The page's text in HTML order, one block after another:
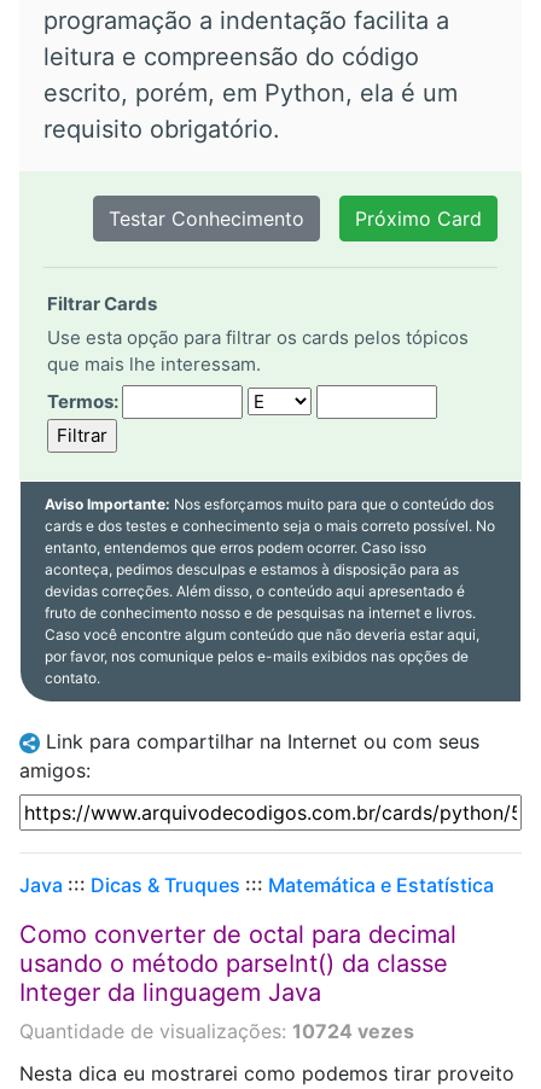
programação a indentação facilita a
leitura e compreensão do código
escrito, porém, em Python, ela é um
requisito obrigatório.
Filtrar Cards
Use esta opção para filtrar os cards pelos tópicos
que mais lhe interessam.
Termos:
Aviso Importante: Nos esforçamos muito para que o conteúdo dos
cards e dos testes e conhecimento seja o mais correto possível. No
entanto, entendemos que erros podem ocorrer. Caso isso
aconteça, pedimos desculpas e estamos à disposição para as
devidas correções. Além disso, o conteúdo aqui apresentado é
fruto de conhecimento nosso e de pesquisas na internet e livros.
Caso você encontre algum conteúdo que não deveria estar aqui,
por favor, nos comunique pelos e-mails exibidos nas opções de
contato.
Link para compartilhar na Internet ou com seus
amigos:
Java ::: Dicas & Truques ::: Matemática e Estatística
Como converter de octal para decimal
usando o método parseInt() da classe
Integer da linguagem Java
Quantidade de visualizações: 10724 vezes
Nesta dica eu mostrarei como podemos tirar proveito